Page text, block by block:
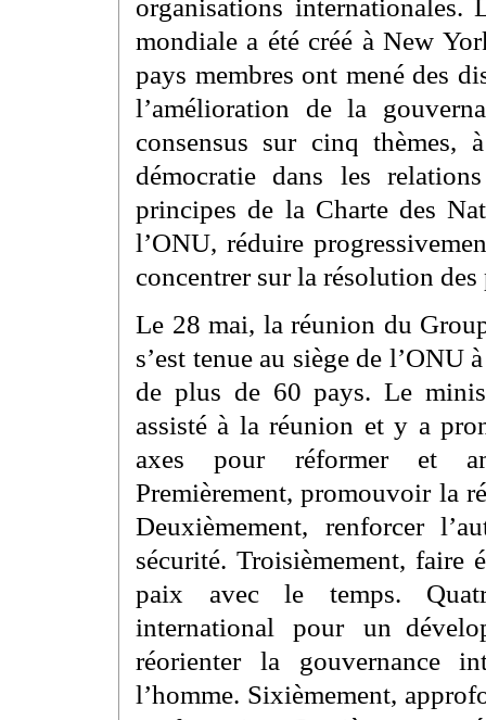
organisations internationales.
mondiale a été créé à New
pays membres ont mené des
l’amélioration de la
consensus sur cinq
démocratie dans les
principes de la Charte des
l’ONU, réduire
concentrer sur la résolution
Le 28 mai, la réunion du
s’est tenue au siège de l’ONU
de plus de 60 pays. Le
assisté à la réunion et y a
axes pour réformer et
Premièrement, promouvoir la
Deuxièmement, renforcer
sécurité. Troisièmement, faire
paix avec le temps.
international pour un
réorienter la gouvernance
l’homme. Sixièmement,